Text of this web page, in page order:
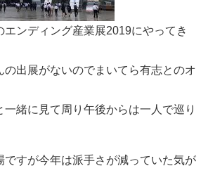
エンディング産業展2019にやってき
の出展がないのでまいてら有志とのオ
緒に見て周り午後からは一人で巡り
ですが今年は派手さが減っていた気が